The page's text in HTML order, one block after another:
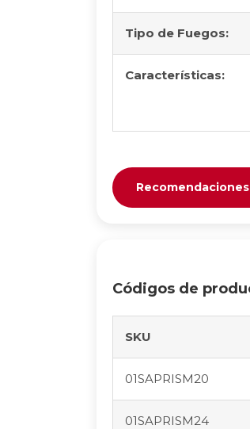
Tipo de Fuegos:
Características:
Códigos de
SKU
01SAPRISM20
01SAPRISM24